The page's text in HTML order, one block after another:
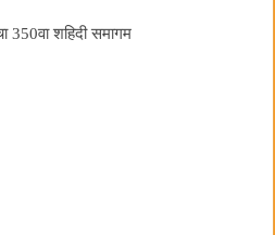
350वा शहिदी समागम